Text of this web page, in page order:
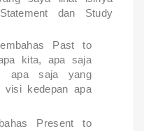
dan Study
Past to
kita, apa saja
apa saja yang
visi kedepan apa
Present to